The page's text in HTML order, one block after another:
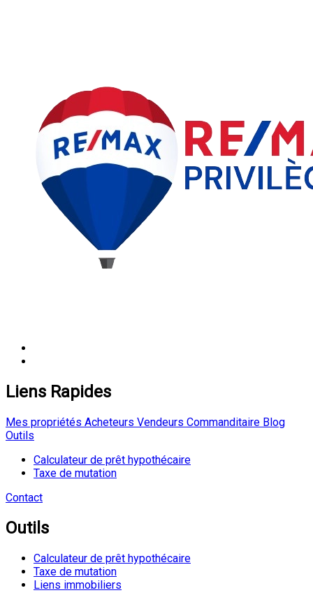
Liens Rapides
Mes propriétés Acheteurs Vendeurs Commanditaire Blog
Outils
Calculateur de prêt hypothécaire
Taxe de mutation
Contact
Outils
Calculateur de prêt hypothécaire
Taxe de mutation
Liens immobiliers